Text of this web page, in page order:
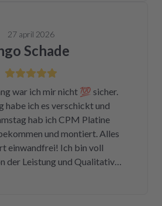
eingegeben und dann hatte
eine refurbished Platine für
oder meine kaputte Platine
für 99€ reparieren zu lassen.
kein Hexenwerk. Ein paar
Wiedereinbau gemacht. Eine
nachdem mein Paket
bekam ich eine Rechnung
und das Teil war wieder auf
zu mir!!! Unglaublich. Leider
27 april 2026
Schade
war ich mir nicht 💯 sicher.
habe ich es verschickt und
hab ich CPM Platine
und montiert. Alles
einwandfrei! Ich bin voll
der Leistung und Qualitativ.